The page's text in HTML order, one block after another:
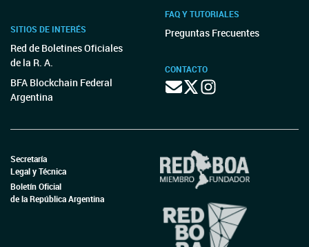
SITIOS DE INTERÉS
Red de Boletines Oficiales
de la R. A.
BFA Blockchain Federal
Argentina
FAQ Y TUTORIALES
Preguntas Frecuentes
CONTACTO
Secretaría
Legal y Técnica
Boletín Oficial
de la República Argentina